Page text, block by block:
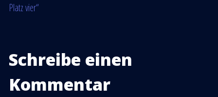
Platz vier“
Schreibe einen
Kommentar